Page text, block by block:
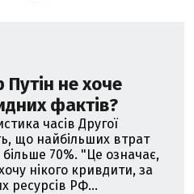
заступник Голови
комітету Народного Союзу
Аналітичного центру
молоді та спорту України.
не хоче
фактів?
часів Другої
що найбільших втрат
70%. "Це означає,
нікого кривдити, за
ресурсів РФ...